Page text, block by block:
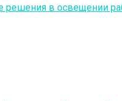
в освещении